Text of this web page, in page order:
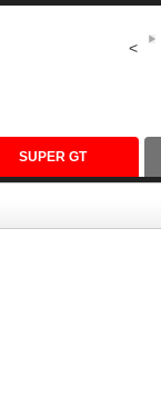
<
SUPER GT